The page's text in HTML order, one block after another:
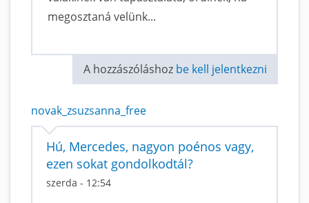
megosztaná velünk...
A hozzászóláshoz be kell jelentkezni
novak_zsuzsanna_free
Hú, Mercedes, nagyon poénos vagy,
ezen sokat gondolkodtál?
szerda - 12:54